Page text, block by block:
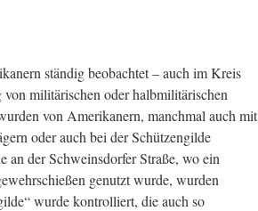
ständig beobachtet – auch im Kreis
militärischen oder halbmilitärischen
von Amerikanern, manchmal auch mit
oder auch bei der Schützengilde
an der Schweinsdorfer Straße, wo ein
genutzt wurde, wurden
wurde kontrolliert, die auch so